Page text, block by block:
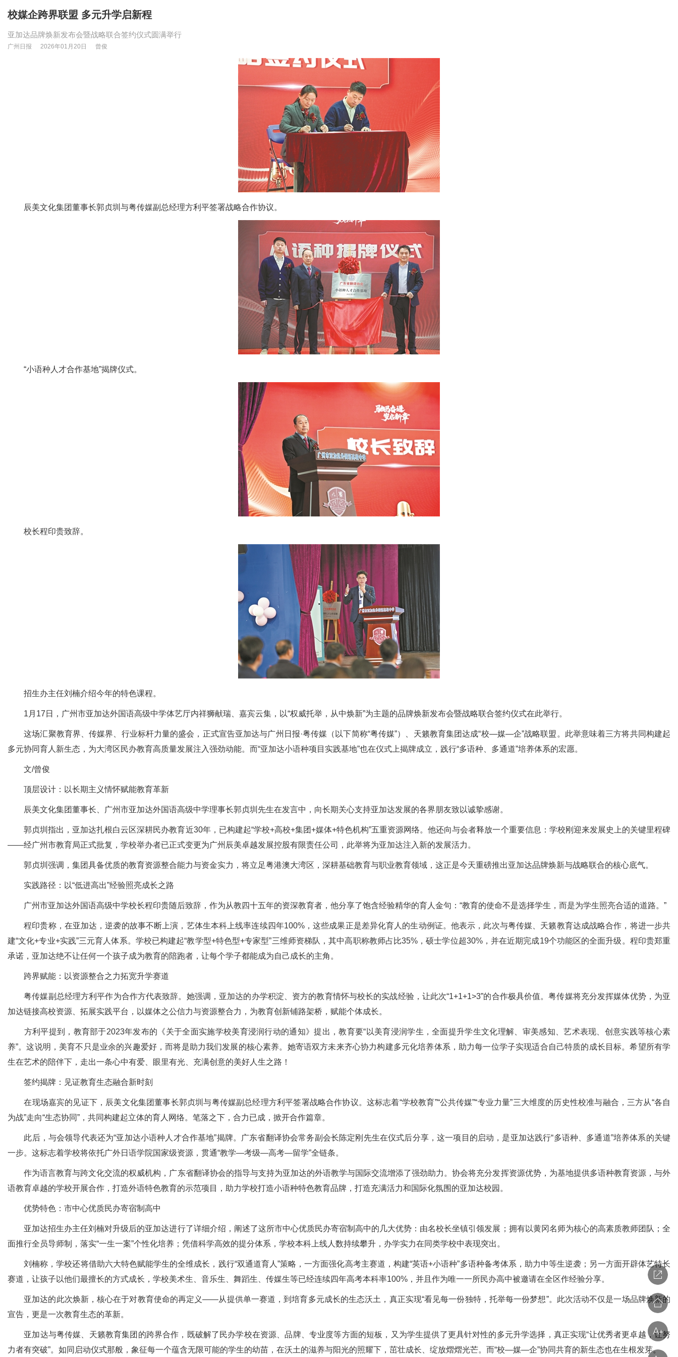
校媒企跨界联盟 多元升学启新程
亚加达品牌焕新发布会暨战略联合签约仪式圆满举行
广州日报 2026年01月20日 曾俊
辰美文化集团董事长郭贞圳与粤传媒副总经理方利平签署战略合作协议。
“小语种人才合作基地”揭牌仪式。
校长程印贵致辞。
招生办主任刘楠介绍今年的特色课程。
1月17日，广州市亚加达外国语高级中学体艺厅内祥狮献瑞、嘉宾云集，以“权威托举，从中焕新”为主题的品牌焕新发布会暨战略联合签约仪式在此举行。
这场汇聚教育界、传媒界、行业标杆力量的盛会，正式宣告亚加达与广州日报·粤传媒（以下简称“粤传媒”）、天籁教育集团达成“校—媒—企”战略联盟。此举意味着三方将共同构建起
多元协同育人新生态，为大湾区民办教育高质量发展注入强劲动能。而“亚加达小语种项目实践基地”也在仪式上揭牌成立，践行“多语种、多通道”培养体系的宏愿。
文/曾俊
顶层设计：以长期主义情怀赋能教育革新
辰美文化集团董事长、广州市亚加达外国语高级中学理事长郭贞圳先生在发言中，向长期关心支持亚加达发展的各界朋友致以诚挚感谢。
郭贞圳指出，亚加达扎根白云区深耕民办教育近30年，已构建起“学校+高校+集团+媒体+特色机构”五重资源网络。他还向与会者释放一个重要信息：学校刚迎来发展史上的关键里程碑
——经广州市教育局正式批复，学校举办者已正式变更为广州辰美卓越发展控股有限责任公司，此举将为亚加达注入新的发展活力。
郭贞圳强调，集团具备优质的教育资源整合能力与资金实力，将立足粤港澳大湾区，深耕基础教育与职业教育领域，这正是今天重磅推出亚加达品牌焕新与战略联合的核心底气。
实践路径：以“低进高出”经验照亮成长之路
广州市亚加达外国语高级中学校长程印贵随后致辞，作为从教四十五年的资深教育者，他分享了饱含经验精华的育人金句：“教育的使命不是选择学生，而是为学生照亮合适的道路。”
程印贵称，在亚加达，逆袭的故事不断上演，艺体生本科上线率连续四年100%，这些成果正是差异化育人的生动例证。他表示，此次与粤传媒、天籁教育达成战略合作，将进一步共
建“文化+专业+实践”三元育人体系。学校已构建起“教学型+特色型+专家型”三维师资梯队，其中高职称教师占比35%，硕士学位超30%，并在近期完成19个功能区的全面升级。程印贵郑重
承诺，亚加达绝不让任何一个孩子成为教育的陪跑者，让每个学子都能成为自己成长的主角。
跨界赋能：以资源整合之力拓宽升学赛道
粤传媒副总经理方利平作为合作方代表致辞。她强调，亚加达的办学积淀、资方的教育情怀与校长的实战经验，让此次“1+1+1>3”的合作极具价值。粤传媒将充分发挥媒体优势，为亚
加达链接高校资源、拓展实践平台，以媒体之公信力与资源整合力，为教育创新铺路架桥，赋能个体成长。
方利平提到，教育部于2023年发布的《关于全面实施学校美育浸润行动的通知》提出，教育要“以美育浸润学生，全面提升学生文化理解、审美感知、艺术表现、创意实践等核心素
养”。这说明，美育不只是业余的兴趣爱好，而将是助力我们发展的核心素养。她寄语双方未来齐心协力构建多元化培养体系，助力每一位学子实现适合自己特质的成长目标。希望所有学
生在艺术的陪伴下，走出一条心中有爱、眼里有光、充满创意的美好人生之路！
签约揭牌：见证教育生态融合新时刻
在现场嘉宾的见证下，辰美文化集团董事长郭贞圳与粤传媒副总经理方利平签署战略合作协议。这标志着“学校教育”“公共传媒”“专业力量”三大维度的历史性校准与融合，三方从“各自
为战”走向“生态协同”，共同构建起立体的育人网络。笔落之下，合力已成，掀开合作篇章。
此后，与会领导代表还为“亚加达小语种人才合作基地”揭牌。广东省翻译协会常务副会长陈定刚先生在仪式后分享，这一项目的启动，是亚加达践行“多语种、多通道”培养体系的关键
一步。这标志着学校将依托广外日语学院国家级资源，贯通“教学—考级—高考—留学”全链条。
作为语言教育与跨文化交流的权威机构，广东省翻译协会的指导与支持为亚加达的外语教学与国际交流增添了强劲助力。协会将充分发挥资源优势，为基地提供多语种教育资源，与外
语教育卓越的学校开展合作，打造外语特色教育的示范项目，助力学校打造小语种特色教育品牌，打造充满活力和国际化氛围的亚加达校园。
优势特色：市中心优质民办寄宿制高中
亚加达招生办主任刘楠对升级后的亚加达进行了详细介绍，阐述了这所市中心优质民办寄宿制高中的几大优势：由名校长坐镇引领发展；拥有以黄冈名师为核心的高素质教师团队；全
面推行全员导师制，落实“一生一案”个性化培养；凭借科学高效的提分体系，学校本科上线人数持续攀升，办学实力在同类学校中表现突出。
刘楠称，学校还将借助六大特色赋能学生的全维成长，践行“双通道育人”策略，一方面强化高考主赛道，构建“英语+小语种”多语种备考体系，助力中等生逆袭；另一方面开辟体艺特长
赛道，让孩子以他们最擅长的方式成长，学校美术生、音乐生、舞蹈生、传媒生等已经连续四年高考本科率100%，并且作为唯一一所民办高中被邀请在全区作经验分享。
亚加达的此次焕新，核心在于对教育使命的再定义——从提供单一赛道，到培育多元成长的生态沃土，真正实现“看见每一份独特，托举每一份梦想”。此次活动不仅是一场品牌焕新的
宣告，更是一次教育生态的革新。
亚加达与粤传媒、天籁教育集团的跨界合作，既破解了民办学校在资源、品牌、专业度等方面的短板，又为学生提供了更具针对性的多元升学选择，真正实现“让优秀者更卓越，让努
力者有突破”。如同启动仪式那般，象征每一个蕴含无限可能的学生的幼苗，在沃土的滋养与阳光的照耀下，茁壮成长、绽放熠熠光芒。而“校—媒—企”协同共育的新生态也在生根发芽。